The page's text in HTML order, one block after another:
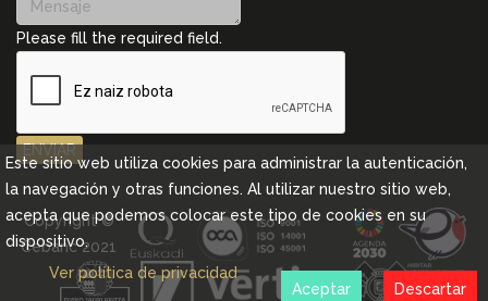
Please fill the required field.
ENVIAR
Copyright ©
Cebanc 2021
Este sitio web utiliza cookies para administrar la autenticación,
la navegación y otras funciones. Al utilizar nuestro sitio web,
acepta que podemos colocar este tipo de cookies en su
dispositivo.
Ver política de privacidad
Descartar
Aceptar